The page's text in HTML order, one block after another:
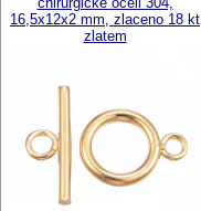
16,5x12x2 mm, zlaceno 18 kt
zlatem